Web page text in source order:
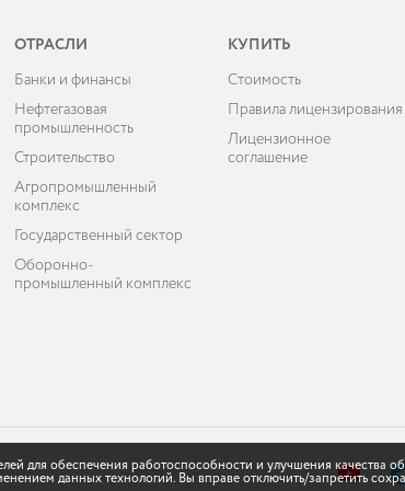
ОТРАСЛИ
Банки и финансы
Нефтегазовая
промышленность
Строительство
Агропромышленный
комплекс
Государственный сектор
Оборонно-
промышленный комплекс
КУПИТЬ
Cтоимость
Правила лицензирования
Лицензионное
соглашение
для обеспечения работоспособности и улучшения качества
данных технологий. Вы вправе отключить/запретить